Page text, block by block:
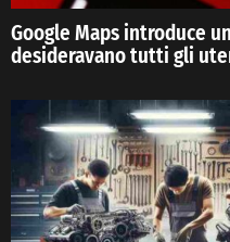
Google Maps introduce
desideravano tutti gli